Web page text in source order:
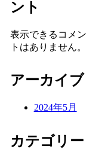
ント
表示できるコメン
トはありません。
アーカイブ
2024年5月
カテゴリー